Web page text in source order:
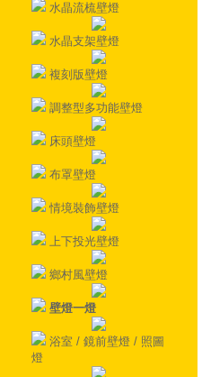
水晶流梳壁燈
水晶支架壁燈
複刻版壁燈
調整型多功能壁燈
床頭壁燈
布罩壁燈
情境裝飾壁燈
上下投光壁燈
鄉村風壁燈
壁燈一燈
浴室 / 鏡前壁燈 / 照圖
燈